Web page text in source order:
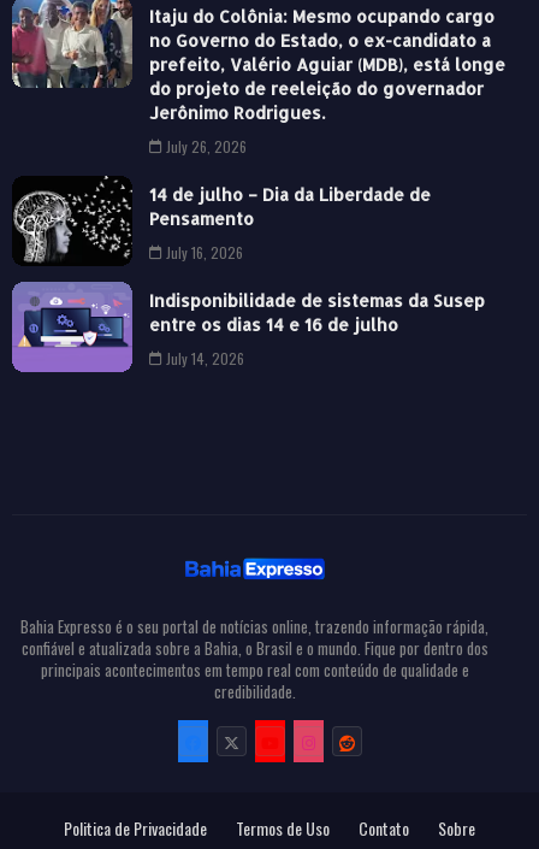
Itaju do Colônia: Mesmo ocupando cargo
no Governo do Estado, o ex-candidato a
prefeito, Valério Aguiar (MDB), está longe
do projeto de reeleição do governador
Jerônimo Rodrigues.
July 26, 2026
14 de julho – Dia da Liberdade de
Pensamento
July 16, 2026
Indisponibilidade de sistemas da Susep
entre os dias 14 e 16 de julho
July 14, 2026
Bahia Expresso é o seu portal de notícias online, trazendo informação rápida,
confiável e atualizada sobre a Bahia, o Brasil e o mundo. Fique por dentro dos
principais acontecimentos em tempo real com conteúdo de qualidade e
credibilidade.
Politica de Privacidade Termos de Uso Contato Sobre